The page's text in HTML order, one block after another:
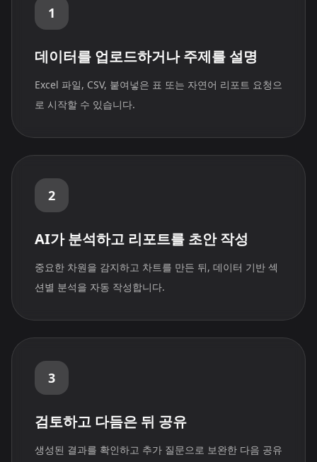
1
데이터를 업로드하거나 주제를 설명
Excel 파일, CSV, 붙여넣은 표 또는 자연어 리포트 요청으
로 시작할 수 있습니다.
2
AI가 분석하고 리포트를 초안 작성
중요한 차원을 감지하고 차트를 만든 뒤, 데이터 기반 섹
션별 분석을 자동 작성합니다.
3
검토하고 다듬은 뒤 공유
생성된 결과를 확인하고 추가 질문으로 보완한 다음 공유